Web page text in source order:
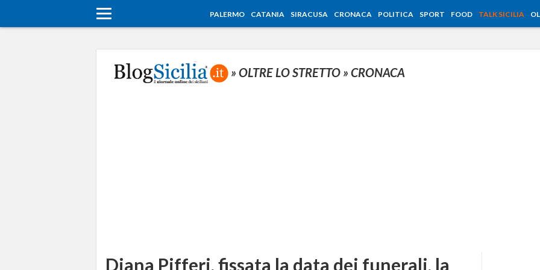
PALERMO CATANIA SIRACUSA CRONACA POLITICA SPORT FOOD TALK SICILIA
» OLTRE LO STRETTO » CRONACA
Diana Pifferi, fissata la data dei funerali, la